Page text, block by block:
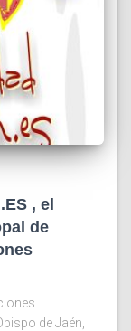
, el
de
de Jaén,